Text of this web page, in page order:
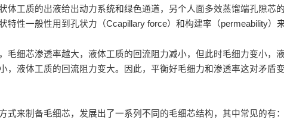
体工质的出液给出动力系统和绿色通道，另个人面多效蒸馏端孔隙芯
性一般性用到孔状力（Ccapillary force）和构建率（permeability）来
毛细芯渗透率越大，液体工质的回流阻力减小，但此时毛细力变小，
，液体工质的回流阻力变大。因此，平衡好毛细力和渗透率这对矛盾
式来制备毛细芯，发展出了一系列不同的毛细芯结构，其中常见的有